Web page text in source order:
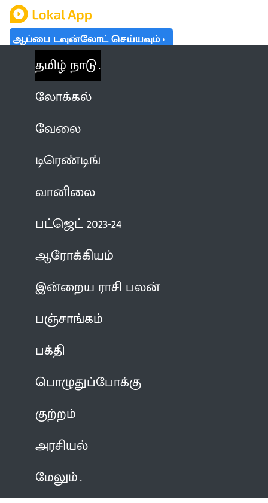
ஆப்பை டவுன்லோட் செய்யவும்
தமிழ் நாடு
லோக்கல்
வேலை
டிரெண்டிங்
வானிலை
பட்ஜெட் 2023-24
ஆரோக்கியம்
இன்றைய ராசி பலன்
பஞ்சாங்கம்
பக்தி
பொழுதுப்போக்கு
குற்றம்
அரசியல்
மேலும்